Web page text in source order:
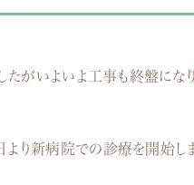
がいよいよ工事も終盤にな
り新病院での診療を開始し